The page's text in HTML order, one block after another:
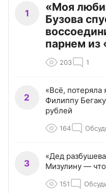
1
«Моя
Бузова
парнем
203 1
2
«Всё,
Филиппу
рублей
164
3
«Дед
Мизулину —
151